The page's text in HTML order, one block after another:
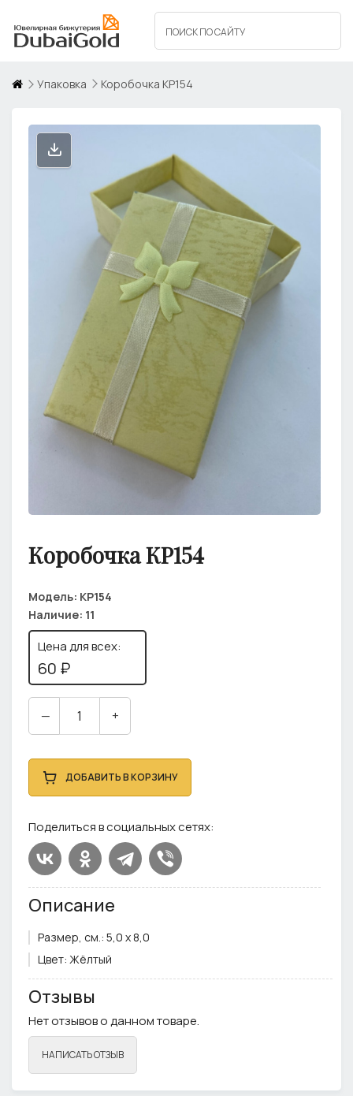
Упаковка Коробочка КР154
Коробочка КР154
Модель: КР154
Наличие: 11
Цена для всех:
60 ₽
— +
ДОБАВИТЬ В КОРЗИНУ
Поделиться в социальных сетях:
Описание
Размер, см.: 5,0 х 8,0
Цвет: Жёлтый
Отзывы
Нет отзывов о данном товаре.
НАПИСАТЬ ОТЗЫВ